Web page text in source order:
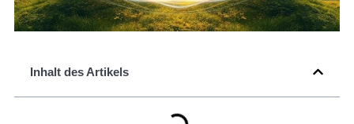
Inhalt des Artikels